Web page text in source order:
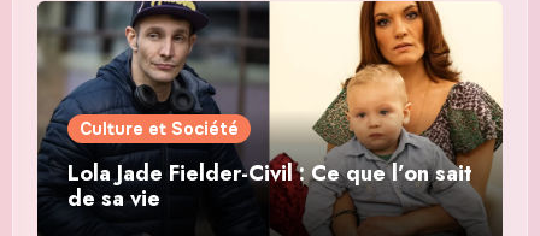
Culture et Société
Lola Jade Fielder-Civil : Ce que l’on sait
de sa vie